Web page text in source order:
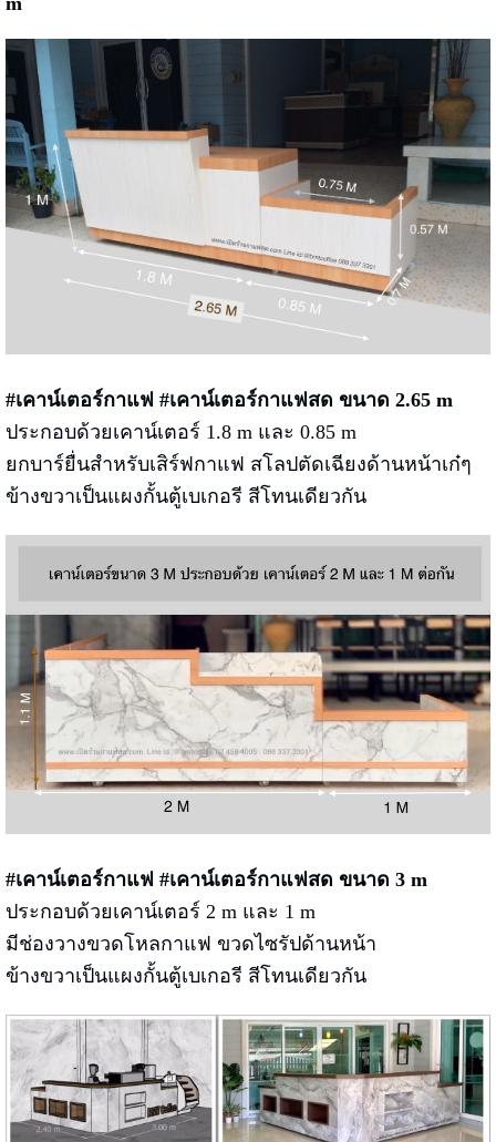
#เคาน์เตอร์กาแฟ #เคาน์เตอร์กาแฟสด ขนาด 2.65 m
ประกอบด้วยเคาน์เตอร์ 1.8 m และ 0.85 m
ยกบาร์ยื่นสำหรับเสิร์ฟกาแฟ สโลปตัดเฉียงด้านหน้าเก๋ๆ
ข้างขวาเป็นแผงกั้นตู้เบเกอรี สีโทนเดียวกัน
#เคาน์เตอร์กาแฟ #เคาน์เตอร์กาแฟสด ขนาด 3 m
ประกอบด้วยเคาน์เตอร์ 2 m และ 1 m
มีช่องวางขวดโหลกาแฟ ขวดไซรัปด้านหน้า
ข้างขวาเป็นแผงกั้นตู้เบเกอรี สีโทนเดียวกัน